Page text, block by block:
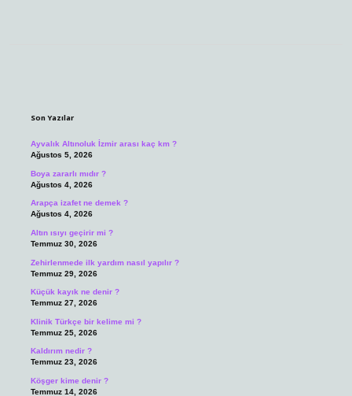
Son Yazılar
Ayvalık Altınoluk İzmir arası kaç km ?
Ağustos 5, 2026
Boya zararlı mıdır ?
Ağustos 4, 2026
Arapça izafet ne demek ?
Ağustos 4, 2026
Altın ısıyı geçirir mi ?
Temmuz 30, 2026
Zehirlenmede ilk yardım nasıl yapılır ?
Temmuz 29, 2026
Küçük kayık ne denir ?
Temmuz 27, 2026
Klinik Türkçe bir kelime mi ?
Temmuz 25, 2026
Kaldırım nedir ?
Temmuz 23, 2026
Köşger kime denir ?
Temmuz 14, 2026